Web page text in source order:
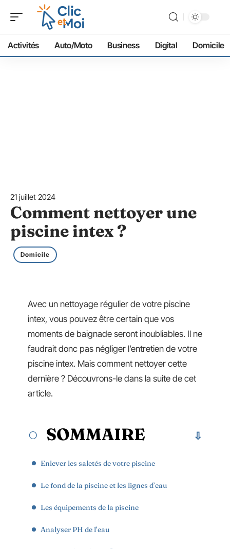
Activités Auto/Moto Business Digital Domicile
21 juillet 2024
Comment nettoyer une
piscine intex ?
Domicile
Avec un nettoyage régulier de votre piscine
intex, vous pouvez être certain que vos
moments de baignade seront inoubliables. Il ne
faudrait donc pas négliger l’entretien de votre
piscine intex. Mais comment nettoyer cette
dernière ? Découvrons-le dans la suite de cet
article.
SOMMAIRE
Enlever les saletés de votre piscine
Le fond de la piscine et les lignes d’eau
Les équipements de la piscine
Analyser PH de l’eau